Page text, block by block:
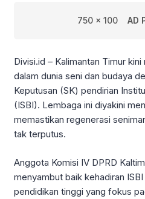
750 x 100 AD
Divisi.id – Kalimantan Timur
dalam dunia seni dan budaya
Keputusan (SK) pendirian
(ISBI). Lembaga ini diyakini
memastikan regenerasi
tak terputus.
Anggota Komisi IV DPRD
menyambut baik kehadiran
pendidikan tinggi yang fokus